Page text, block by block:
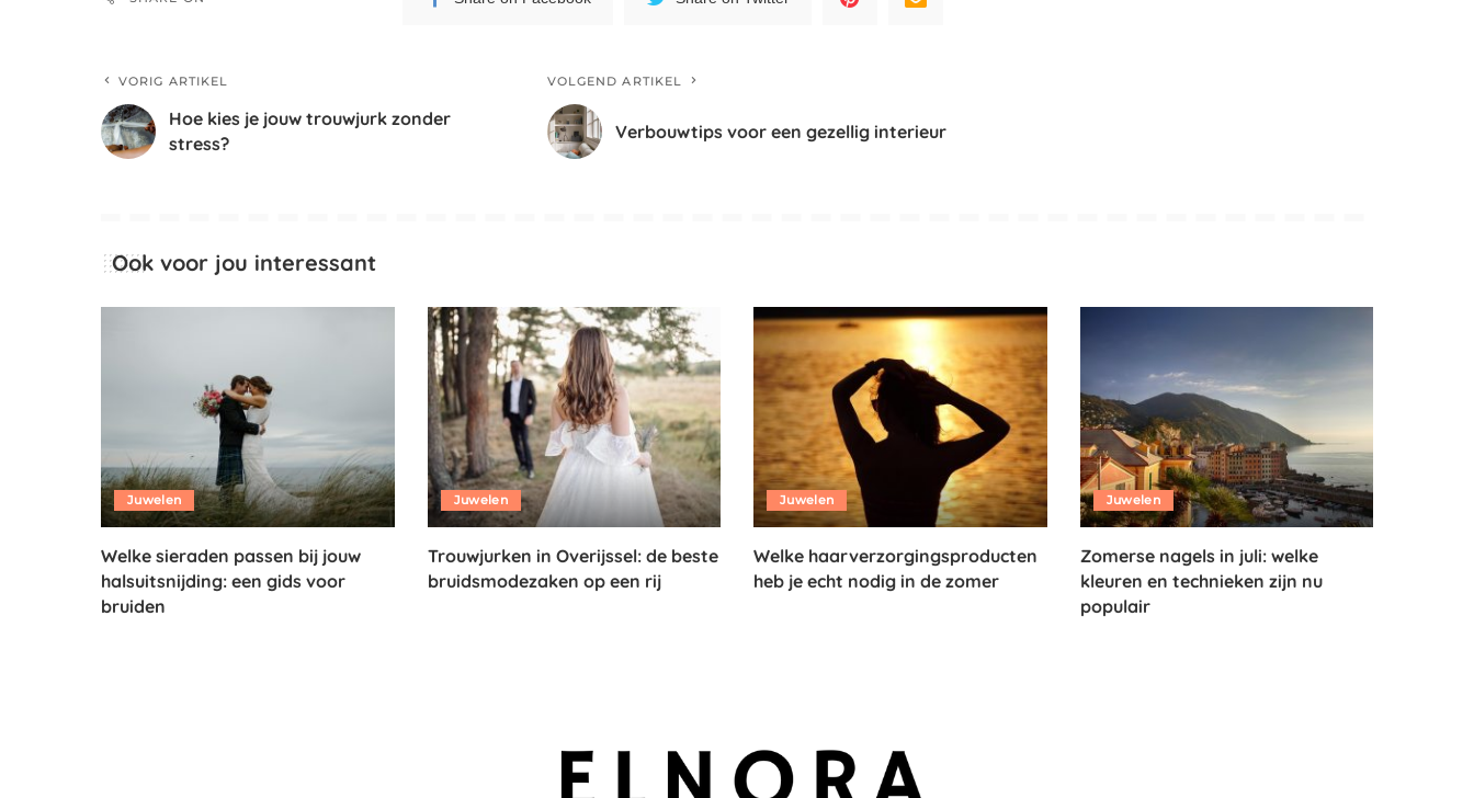
VORIG ARTIKEL
Hoe kies je jouw trouwjurk zonder
stress?
VOLGEND ARTIKEL
Verbouwtips voor een gezellig interieur
Ook voor jou interessant
Juwelen
Welke sieraden passen bij jouw
halsuitsnijding: een gids voor
bruiden
Juwelen
Trouwjurken in Overijssel: de beste
bruidsmodezaken op een rij
Juwelen
Welke haarverzorgingsproducten
heb je echt nodig in de zomer
Juwelen
Zomerse nagels in juli: welke
kleuren en technieken zijn nu
populair